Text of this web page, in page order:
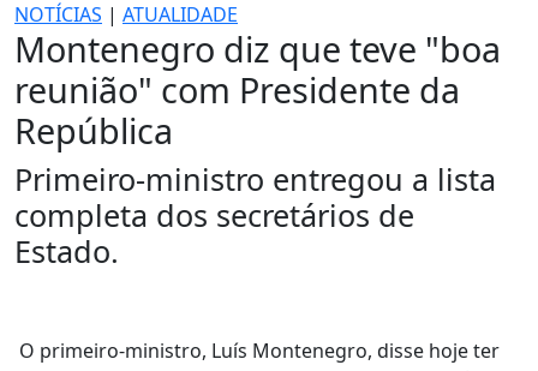
NOTÍCIAS | ATUALIDADE
Montenegro diz que teve "boa
reunião" com Presidente da
República
Primeiro-ministro entregou a lista
completa dos secretários de
Estado.
O primeiro-ministro, Luís Montenegro, disse hoje ter